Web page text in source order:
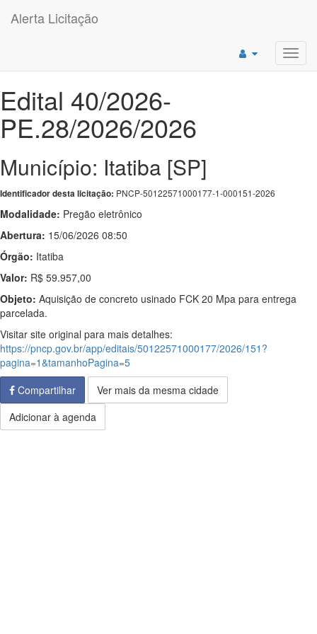
Alerta Licitação
Edital 40/2026-
PE.28/2026/2026
Município: Itatiba [SP]
Identificador desta licitação: PNCP-50122571000177-1-000151-2026
Modalidade: Pregão eletrônico
Abertura: 15/06/2026 08:50
Órgão: Itatiba
Valor: R$ 59.957,00
Objeto: Aquisição de concreto usinado FCK 20 Mpa para entrega
parcelada.
Visitar site original para mais detalhes:
https://pncp.gov.br/app/editais/50122571000177/2026/151?
pagina=1&tamanhoPagina=5
Compartilhar
Ver mais da mesma cidade
Adicionar à agenda